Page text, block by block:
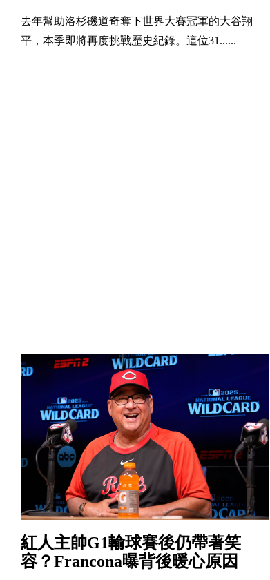
去年幫助洛杉磯道奇奪下世界大賽冠軍的大谷翔
平，本季即將再度挑戰歷史紀錄。這位31......
紅人主帥G1輸球賽後仍帶著笑
容？Francona曝背後暖心原因